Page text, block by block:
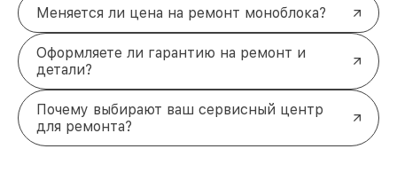
Меняется ли цена на ремонт моноблока?
Оформляете ли гарантию на ремонт и
детали?
Почему выбирают ваш сервисный центр
для ремонта?